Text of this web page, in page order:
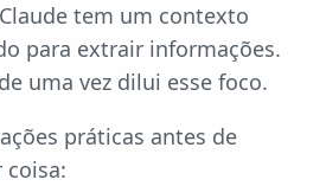
tem um contexto
para extrair informações.
uma vez dilui esse foco.
práticas antes de
coisa: